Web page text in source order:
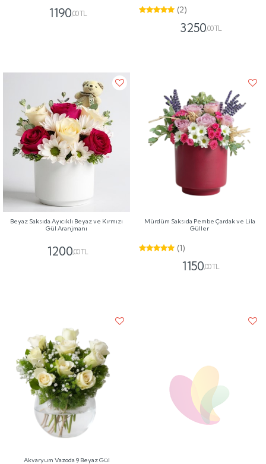
1190,00 TL (2)
3250,00 TL
Beyaz Saksıda Ayıcıklı Beyaz ve Kırmızı
Gül Aranjmanı
1200,00 TL
Mürdüm Saksıda Pembe Çardak ve Lila
Güller
(1)
1150,00 TL
Akvaryum Vazoda 9 Beyaz Gül